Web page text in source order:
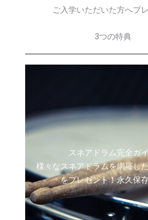
ご入学いただいた方へプ
3つの特典
スネアドラム完全ガ
様々なスネアドラムを網羅し
をプレゼント！永久保